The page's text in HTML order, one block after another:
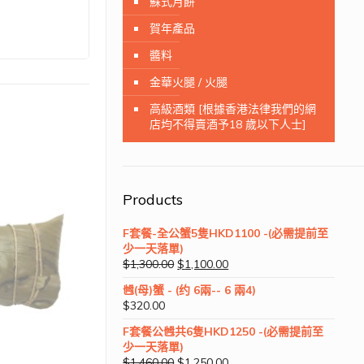
賀年產品
醬料
金華火腿 / 火腿
高級酒類 [根據香港法律我們的網
店均不得賣酒予18 歲以下人士]
Products
F套餐-全公蟹5隻HKD1100 -(必需提前至
少一天落單)
$1,300.00 $1,100.00
乸(母)蟹 - (约 6兩-- 6 兩4)
$320.00
F套餐公乸共6隻HKD1250 -(必需提前至
少一天落單)